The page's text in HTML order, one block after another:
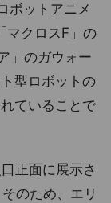
ボットアニメ
マクロスF」の
」のガウォー
型ロボットの
ていることで
正面に展示さ
のため、エリ